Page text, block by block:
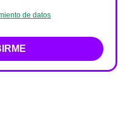
de datos